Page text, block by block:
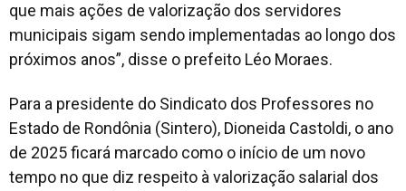
que mais ações de valorização dos servidores
municipais sigam sendo implementadas ao longo dos
próximos anos”, disse o prefeito Léo Moraes.
Para a presidente do Sindicato dos Professores no
Estado de Rondônia (Sintero), Dioneida Castoldi, o ano
de 2025 ficará marcado como o início de um novo
tempo no que diz respeito à valorização salarial dos